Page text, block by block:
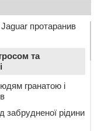
протаранив
та
гранатою і
забрудненої рідини